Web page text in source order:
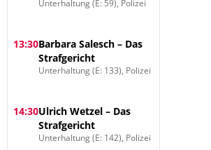
Unterhaltung (E: 59), Polizei
13:30Barbara Salesch – Das
Strafgericht
Unterhaltung (E: 133), Polizei
14:30Ulrich Wetzel – Das
Strafgericht
Unterhaltung (E: 142), Polizei